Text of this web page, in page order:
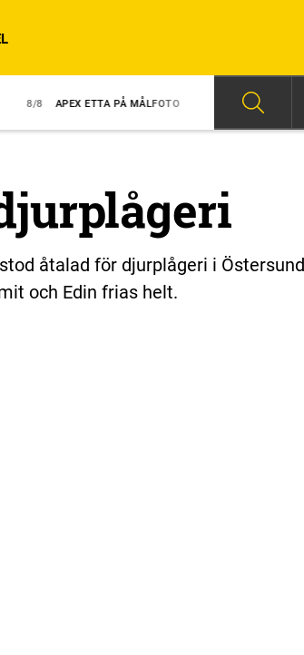
ETTA PÅ MÅLFOTO 8/8 NY TRIUMF FÖR GINGRAS
åtalad för djurplågeri i
och Edin frias helt.